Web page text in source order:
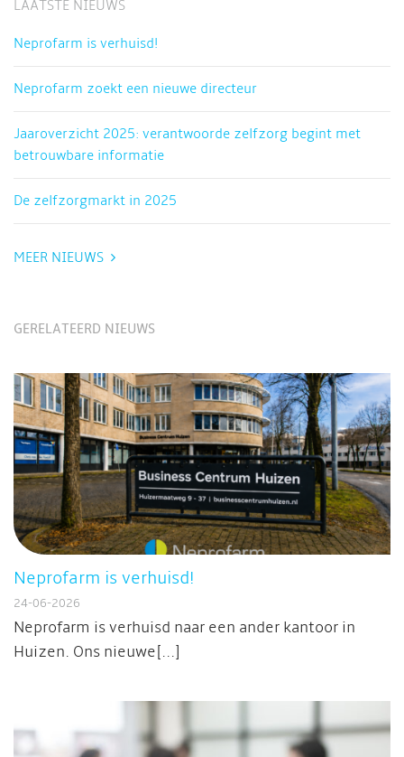
LAATSTE NIEUWS
Neprofarm is verhuisd!
Neprofarm zoekt een nieuwe directeur
Jaaroverzicht 2025: verantwoorde zelfzorg begint met
betrouwbare informatie
De zelfzorgmarkt in 2025
MEER NIEUWS
GERELATEERD NIEUWS
Neprofarm is verhuisd!
24-06-2026
Neprofarm is verhuisd naar een ander kantoor in
Huizen. Ons nieuwe[...]